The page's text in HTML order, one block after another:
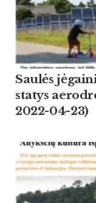
Saulės
statys
2022-04-23)